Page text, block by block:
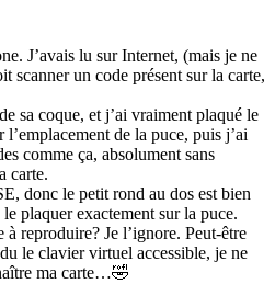
J’avais lu sur Internet, (mais je ne
scanner un code présent sur la carte,
sa coque, et j’ai vraiment plaqué le
de la puce, puis j’ai
comme ça, absolument sans
carte.
donc le petit rond au dos est bien
plaquer exactement sur la puce.
reproduire? Je l’ignore. Peut-être
le clavier virtuel accessible, je ne
ma carte…🤣